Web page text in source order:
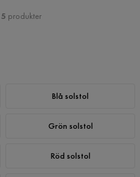
5 produkter
Blå solstol
Grön solstol
Röd solstol